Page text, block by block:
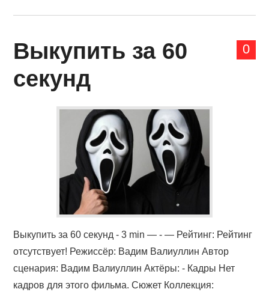
0
Выкупить за 60
секунд
Выкупить за 60 секунд - 3 min — - — Рейтинг: Рейтинг
отсутствует! Режиссёр: Вадим Валиуллин Автор
сценария: Вадим Валиуллин Актёры: - Кадры Нет
кадров для этого фильма. Сюжет Коллекция: